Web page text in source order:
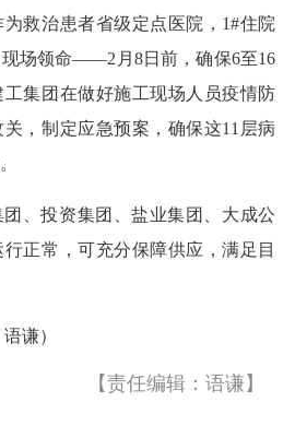
救治患者省级定点医院，1#住院
场领命——2月8日前，确保6至16
集团在做好施工现场人员疫情防
，制定应急预案，确保这11层病
、投资集团、盐业集团、大成公
正常，可充分保障供应，满足目
谦）
【责任编辑：语谦】